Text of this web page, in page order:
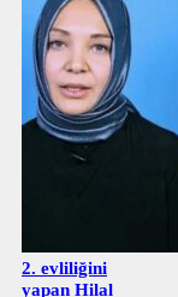
2. evliliğini
yapan Hilal